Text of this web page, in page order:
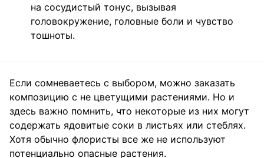
на сосудистый тонус, вызывая
головокружение, головные боли и чувство
тошноты.
Если сомневаетесь с выбором, можно заказать
композицию с не цветущими растениями. Но и
здесь важно помнить, что некоторые из них могут
содержать ядовитые соки в листьях или стеблях.
Хотя обычно флористы все же не используют
потенциально опасные растения.